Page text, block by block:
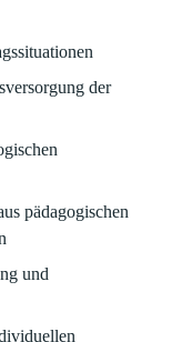
der
pädagogischen
und